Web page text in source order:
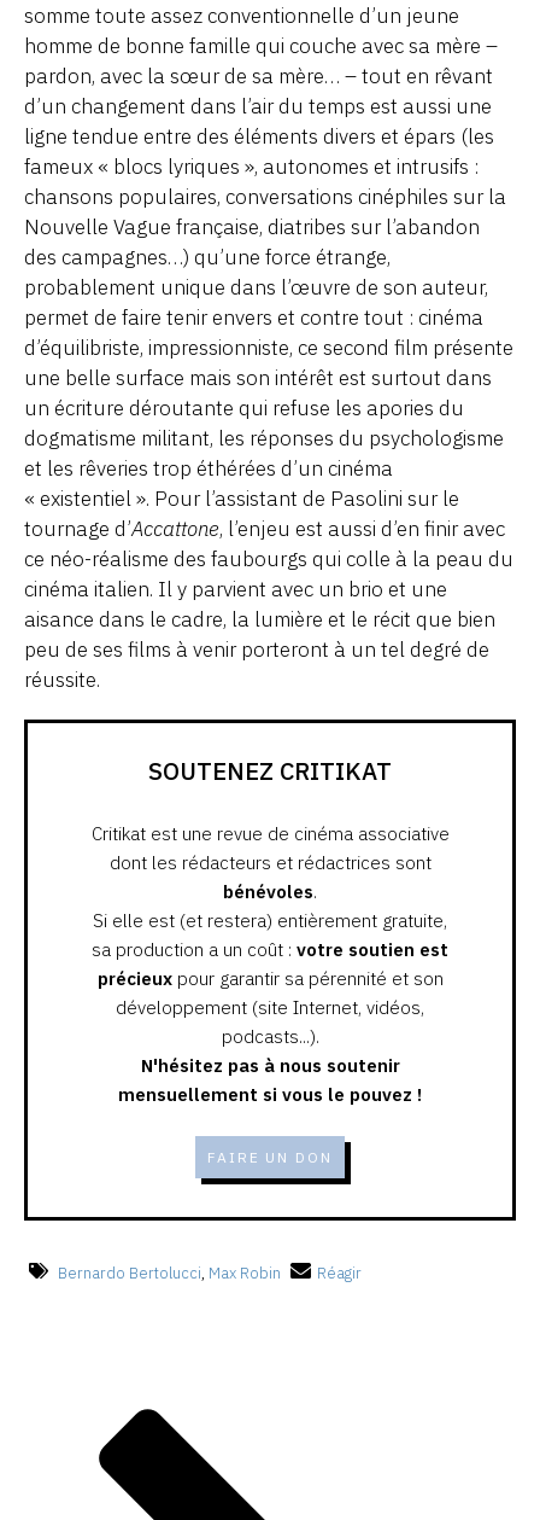
somme toute assez conventionnelle d’un jeune
homme de bonne famille qui couche avec sa mère –
pardon, avec la sœur de sa mère… – tout en rêvant
d’un changement dans l’air du temps est aussi une
ligne tendue entre des éléments divers et épars (les
fameux « blocs lyriques », autonomes et intrusifs :
chansons populaires, conversations cinéphiles sur la
Nouvelle Vague française, diatribes sur l’abandon
des campagnes…) qu’une force étrange,
probablement unique dans l’œuvre de son auteur,
permet de faire tenir envers et contre tout : cinéma
d’équilibriste, impressionniste, ce second film présente
une belle surface mais son intérêt est surtout dans
un écriture déroutante qui refuse les apories du
dogmatisme militant, les réponses du psychologisme
et les rêveries trop éthérées d’un cinéma
« existentiel ». Pour l’assistant de Pasolini sur le
tournage d’Accattone, l’enjeu est aussi d’en finir avec
ce néo-réalisme des faubourgs qui colle à la peau du
cinéma italien. Il y parvient avec un brio et une
aisance dans le cadre, la lumière et le récit que bien
peu de ses films à venir porteront à un tel degré de
réussite.
SOUTENEZ CRITIKAT
Critikat est une revue de cinéma associative
dont les rédacteurs et rédactrices sont
bénévoles.
Si elle est (et restera) entièrement gratuite,
sa production a un coût : votre soutien est
précieuxpour garantir sa pérennité et son
développement (site Internet, vidéos,
podcasts...).
N'hésitez pas à nous soutenir
mensuellement si vous le pouvez !
FAIRE UN DON
Bernardo Bertolucci, Max Robin Réagir